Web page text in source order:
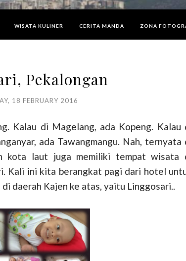
WISATA KULINER CERITA MANDA ZONA
Pekalongan
18 FEBRUARY 2016
Kalau di Magelang, ada Kopeng. Kalau
ada Tawangmangu. Nah, ternyata
kota laut juga memiliki tempat wisata
Kali ini kita berangkat pagi dari hotel
daerah Kajen ke atas, yaitu Linggosari..